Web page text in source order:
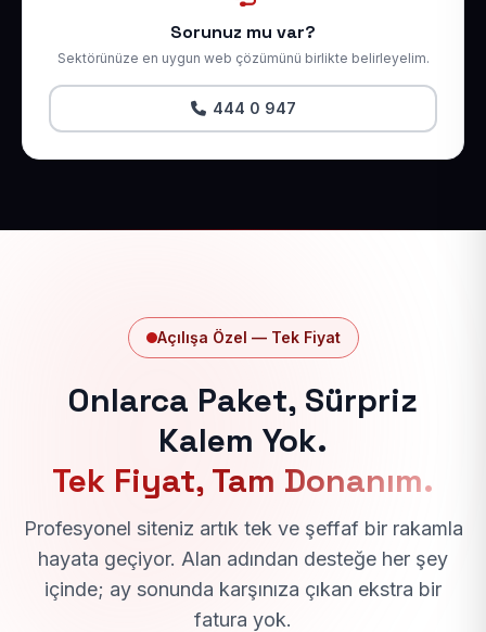
Sorunuz mu var?
Sektörünüze en uygun web çözümünü birlikte belirleyelim.
444 0 947
Açılışa Özel — Tek Fiyat
Onlarca Paket, Sürpriz
Kalem Yok.
Tek Fiyat, Tam Donanım.
Profesyonel siteniz artık tek ve şeffaf bir rakamla
hayata geçiyor. Alan adından desteğe her şey
içinde; ay sonunda karşınıza çıkan ekstra bir
fatura yok.